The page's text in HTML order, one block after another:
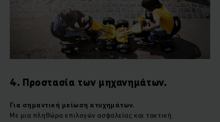
4. Προστασία των μηχανημάτων.
Για σημαντική μείωση ατυχημάτων.
Με μια πληθώρα επιλογών ασφαλείας και τακτική